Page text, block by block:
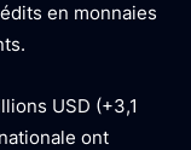
en monnaies
USD (+3,1
ont